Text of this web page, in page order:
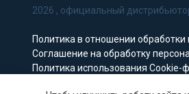
2026 , официальный
Политика в отношении
Соглашение на обработку
Политика использования Cookie-